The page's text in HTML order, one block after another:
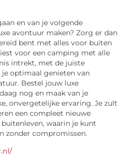
en van je volgende
avontuur maken? Zorg er dan
bent met alles voor buiten
voor een camping met alle
intrekt, met de juiste
optimaal genieten van
Bestel jouw luxe
nog en maak van je
onvergetelijke ervaring. Je zult
een compleet nieuwe
waarin je kunt
zonder compromissen.